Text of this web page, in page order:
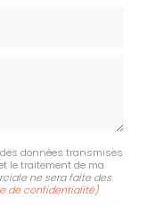
données transmises
le traitement de ma
ne sera faite des
de confidentialité)